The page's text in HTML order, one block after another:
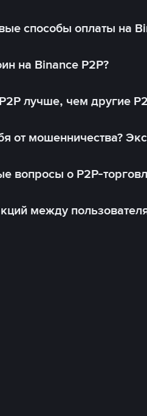
способы оплаты на
на Binance P2P?
лучше, чем другие
от мошенничества?
вопросы о P2P-
между